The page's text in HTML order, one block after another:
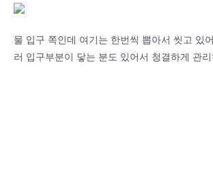
물 입구 쪽인데 여기는 한번씩 뽑아서 씻고 있
러 입구부분이 닿는 분도 있어서 청결하게 관